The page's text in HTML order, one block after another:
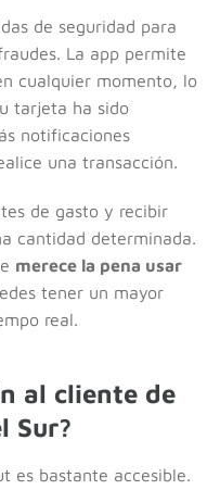
de seguridad para
La app permite
cualquier momento, lo
tarjeta ha sido
notificaciones
una transacción.
de gasto y recibir
cantidad determinada.
merece la pena usar
tener un mayor
real.
al cliente de
Sur?
es bastante accesible.